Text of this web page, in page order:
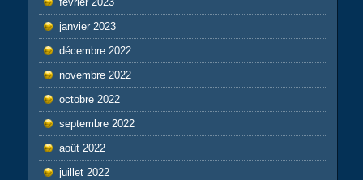
janvier 2023
décembre 2022
novembre 2022
octobre 2022
septembre 2022
août 2022
juillet 2022